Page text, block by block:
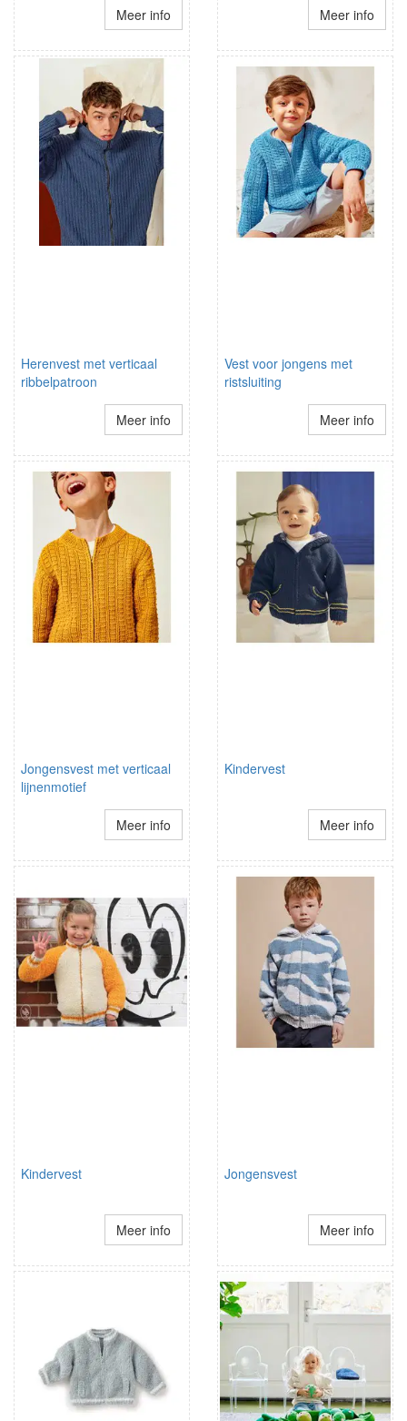
Meer info Meer info
Herenvest met verticaal
ribbelpatroon
Meer info
Vest voor jongens met
ristsluiting
Meer info
Jongensvest met verticaal
lijnenmotief
Meer info
Kindervest
Meer info
Kindervest
Meer info
Jongensvest
Meer info